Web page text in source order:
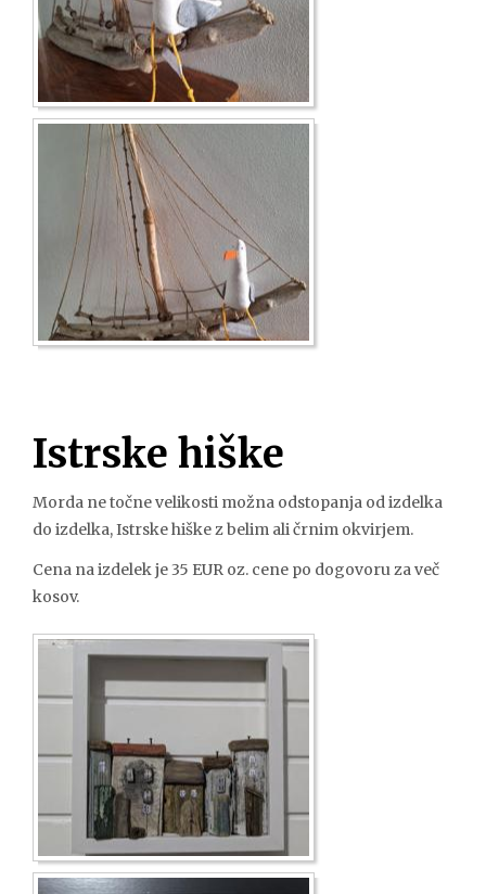
Istrske hiške
Morda ne točne velikosti možna odstopanja od izdelka
do izdelka, Istrske hiške z belim ali črnim okvirjem.
Cena na izdelek je 35 EUR oz. cene po dogovoru za več
kosov.